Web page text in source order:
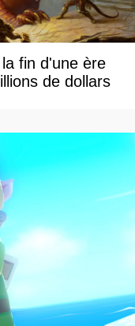
fin d'une ère
de dollars